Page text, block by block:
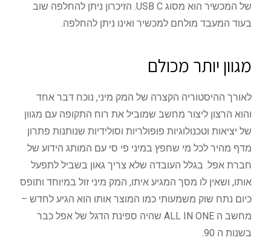
של המכשיר הוא מסוג USB C. הזיכרון ניתן להחלפה שוב
בעוד המעבד מולחם למכשיר ואינו ניתן להחלפה.
מגוון יותר מכולם
לאורך ההיסטוריה הקצרה של המק מיני, נוכח דבר אחד
והוא הרצון ליצור מחשב שמוביל את רוח התקופה עם מגוון
של יציאות וטכנולוגיות פופולריות וסולידיות שנותנות פתרון
מדף מהיר לכל מי שחפץ במיני פי סי עם המותג הידוע של
חברת אפל. בגלל העובדה שלא צריך גאון בשביל לתפעל
אותו, ושאין לו מסך המגיע איתו, המק מיני זול במיוחד ותופס
כיום נתח שוק משמעותי כמו המוצר אותו הוא הגיע לחדש –
מחשב ה ALL IN ONE שהיה ספינת הדגל של אפל כבר
בשנות ה 90.